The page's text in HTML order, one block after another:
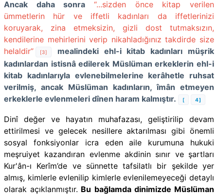
Ancak daha sonra “...sizden önce kitap verilen
ümmetlerin hür ve iffetli kadınları da iffetlerinizi
koruyarak, zina etmeksizin, gizli dost tutmaksızın,
kendilerine mehirlerini verip nikahladığınız takdirde size
helaldir”
[3]
mealindeki ehl-i kitab kadınları müşrik
kadınlardan istisnâ edilerek Müslüman erkeklerin ehl-i
kitab kadınlarıyla evlenebilmelerine kerâhetle ruhsat
verilmiş, ancak Müslüman kadınların, îmân etmeyen
erkeklerle evlenmeleri dînen haram kalmıştır.
[ 4]
Dinî değer ve hayatın muhafazası, geliştirilip devam
ettirilmesi ve gelecek nesillere aktarılması gibi önemli
sosyal fonksiyonlar icra eden aile kurumuna hukuki
meşruiyet kazandıran evlenme akdinin sınır ve şartları
Kur'ân-ı Kerîm’de ve sünnette tafsilatlı bir şekilde yer
almış, kimlerle evlenilip kimlerle evlenilemeyeceği detaylı
olarak açıklanmıştır. Bu bağlamda dinimizde Müslüman